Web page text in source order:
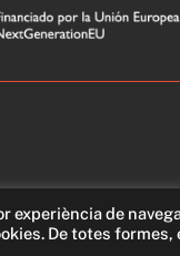
experiència de
De totes